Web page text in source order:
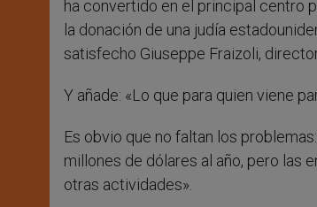
ha convertido en el principal centro
la donación de una judía
satisfecho Giuseppe Fraizoli,
Y añade: «Lo que para quien viene
Es obvio que no faltan los
millones de dólares al año, pero las
otras actividades».